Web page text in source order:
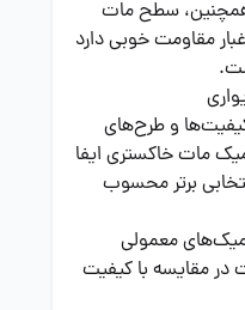
سطح مات
مقاومت خوبی دارد
کیفیت‌ها و طرح‌های
مات خاکستری ایفا
برتر محسوب
معمولی
مقایسه با کیفیت